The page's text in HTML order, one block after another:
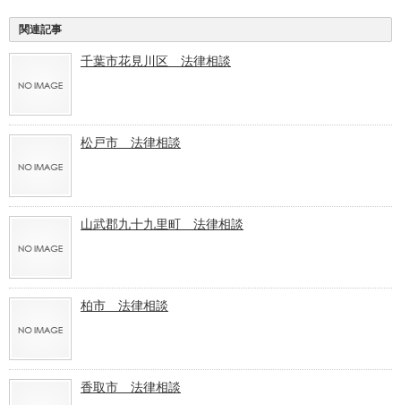
関連記事
千葉市花見川区 法律相談
松戸市 法律相談
山武郡九十九里町 法律相談
柏市 法律相談
香取市 法律相談